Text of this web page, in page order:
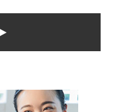
合、今現在のお祝いの相
ものなのでしょうか。ま
出産祝いに関して気をつ